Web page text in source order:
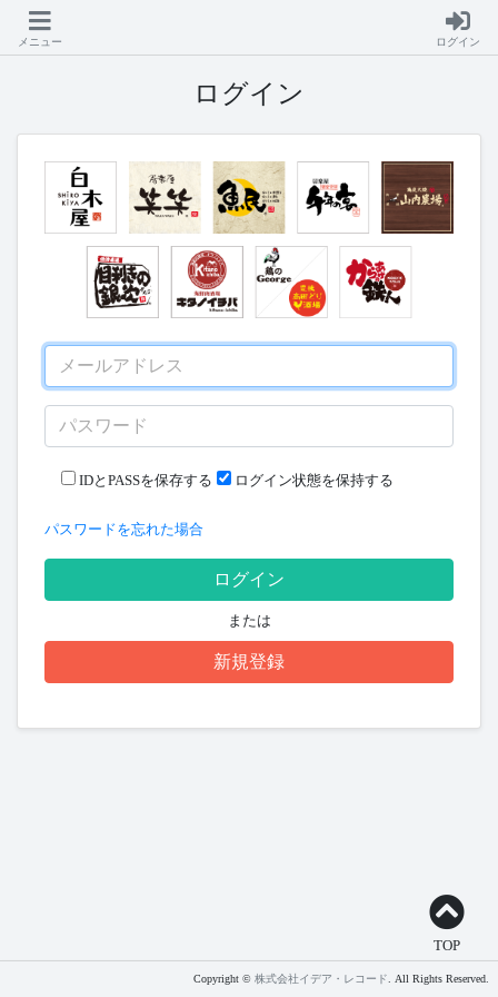
メニュー ログイン
ログイン
IDとPASSを保存する ログイン状態を保持する
パスワードを忘れた場合
ログイン
または
新規登録
Copyright © 株式会社イデア・レコード . All Rights Reserved.
TOP